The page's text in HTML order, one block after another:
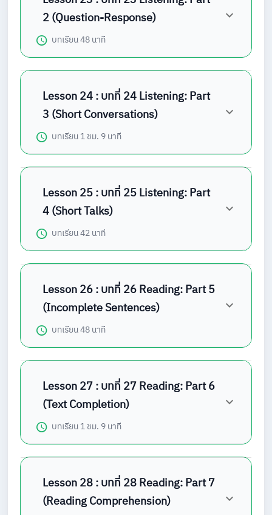
2 (Question-Response)
บทเรียน48 นาที
Lesson 24 : บทที่ 24 Listening: Part
3 (Short Conversations)
บทเรียน1 ชม. 9 นาที
Lesson 25 : บทที่ 25 Listening: Part
4 (Short Talks)
บทเรียน42 นาที
Lesson 26 : บทที่ 26 Reading: Part 5
(Incomplete Sentences)
บทเรียน48 นาที
Lesson 27 : บทที่ 27 Reading: Part 6
(Text Completion)
บทเรียน1 ชม. 9 นาที
Lesson 28 : บทที่ 28 Reading: Part 7
(Reading Comprehension)